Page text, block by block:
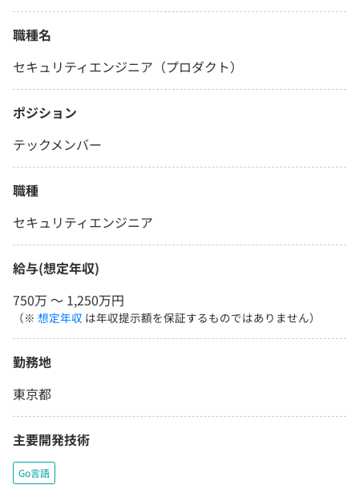
職種名
セキュリティエンジニア（プロダクト）
ポジション
テックメンバー
職種
セキュリティエンジニア
給与(想定年収)
750万 〜 1,250万円
（※ 想定年収 は年収提示額を保証するものではありません）
勤務地
東京都
主要開発技術
Go言語